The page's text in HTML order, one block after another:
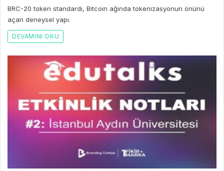
BRC-20 token standardı, Bitcoin ağında tokenizasyonun önünü
açan deneysel yapı.
DEVAMINI OKU